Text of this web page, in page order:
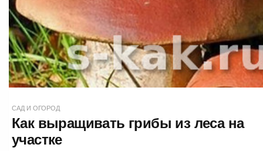
САД И ОГОРОД
Как выращивать грибы из леса на
участке